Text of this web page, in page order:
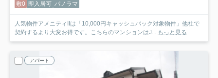
敷0 即入居可 パノラマ
人気物件アメニティIIは「10,000円キャッシュバック対象物件」他社で
契約するより大変お得です。こちらのマンションはJ... もっと見る
アパート